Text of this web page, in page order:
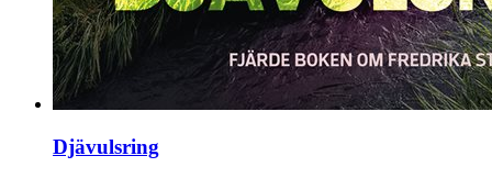
Djävulsring